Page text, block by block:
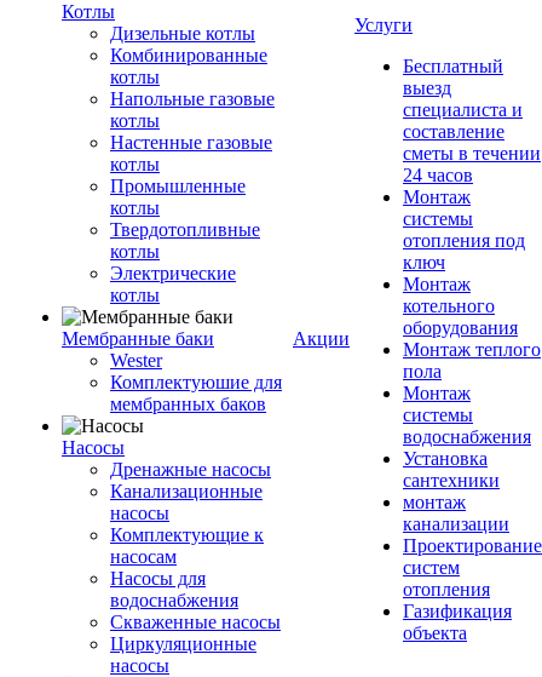
Котлы
Дизельные котлы
Комбинированные
котлы
Напольные газовые
котлы
Настенные газовые
котлы
Промышленные
котлы
Твердотопливные
котлы
Электрические
котлы
Мембранные баки
Wester
Комплектуюшие для
мембранных баков
Насосы
Дренажные насосы
Канализационные
насосы
Комплектующие к
насосам
Насосы для
водоснабжения
Скваженные насосы
Циркуляционные
насосы
Акции
Услуги
Бесплатный
выезд
специалиста и
составление
сметы в течении
24 часов
Монтаж
системы
отопления под
ключ
Монтаж
котельного
оборудования
Монтаж теплого
пола
Монтаж
системы
водоснабжения
Установка
сантехники
монтаж
канализации
Проектирование
систем
отопления
Газификация
объекта